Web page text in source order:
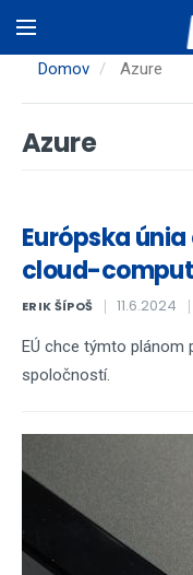
na
hlavnýDomov Azure
Azure
Európska
cloud-
ERIK ŠÍPOŠ 11.6.2024
EÚ chce týmto plánom
spoločností.